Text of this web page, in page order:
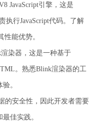
JavaScript引擎，这是
执行JavaScript代码。了解
能优势。
染器，这是一种基于
。熟悉Blink渲染器的工
。
的安全性，因此开发者需要
佳实践。